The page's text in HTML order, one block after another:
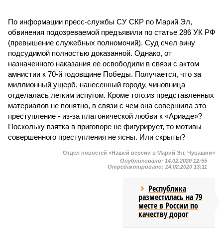
По информации пресс-службы СУ СКР по Марий Эл,
обвинения подозреваемой предъявили по статье 286 УК РФ
(превышение служебных полномочий). Суд счел вину
подсудимой полностью доказанной. Однако, от
назначенного наказания ее освободили в связи с актом
амнистии к 70-й годовщине Победы. Получается, что за
миллионный ущерб, нанесенный городу, чиновница
отделалась легким испугом. Кроме того.из представленных
материалов не понятно, в связи с чем она совершила это
преступление - из-за платонической любви к «Ариаде»?
Поскольку взятка в приговоре не фигурирует, то мотивы
совершенного преступления не ясны. Или скрыты?
Отдел новостей «Нашей версии в Марий Эл, Чувашии»
Опубликовано: 14.02.2020 12:55
Отредактировано: 14.02.2020 13:11
Республика
разместилась на 79
месте в России по
качеству дорог